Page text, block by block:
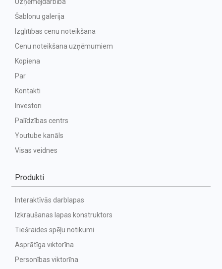
Šablonu galerija
Izglītības cenu noteikšana
Cenu noteikšana uzņēmumiem
Kopiena
Par
Kontakti
Investori
Palīdzības centrs
Youtube kanāls
Visas veidnes
Produkti
Interaktīvās darblapas
Izkraušanas lapas konstruktors
Tiešraides spēļu notikumi
Asprātīga viktorīna
Personības viktorīna